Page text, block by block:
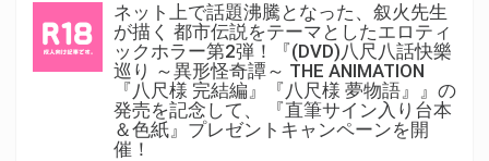
ネット上で話題沸騰となった、叙火先生
が描く 都市伝説をテーマとしたエロティ
ックホラー第2弾！『(DVD)八尺八話快樂
巡り ～異形怪奇譚～ THE ANIMATION
『八尺様 完結編』『八尺様 夢物語』』の
発売を記念して、 『直筆サイン入り台本
＆色紙』プレゼントキャンペーンを開
催！